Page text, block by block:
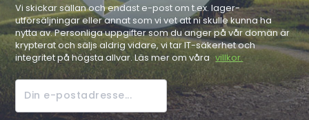
Vi skickar sällan och endast e-post om t.ex. lager-
utförsäljningar eller annat som vi vet att ni skulle kunna ha
nytta av. Personliga uppgifter som du anger på vår domän är
krypterat och säljs aldrig vidare, vi tar IT-säkerhet och
integritet på högsta allvar. Läs mer om våra villkor.